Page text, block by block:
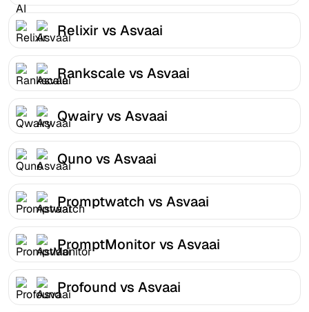
Relixir vs Asvaai
Rankscale vs Asvaai
Qwairy vs Asvaai
Quno vs Asvaai
Promptwatch vs Asvaai
PromptMonitor vs Asvaai
Profound vs Asvaai